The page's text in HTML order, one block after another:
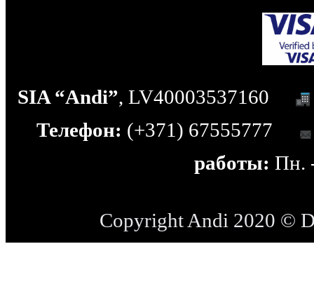
SIA “Andi”, LV40003537160
Телефон: (+371) 67555777
работы: Пн.
Copyright Andi 2020 ©